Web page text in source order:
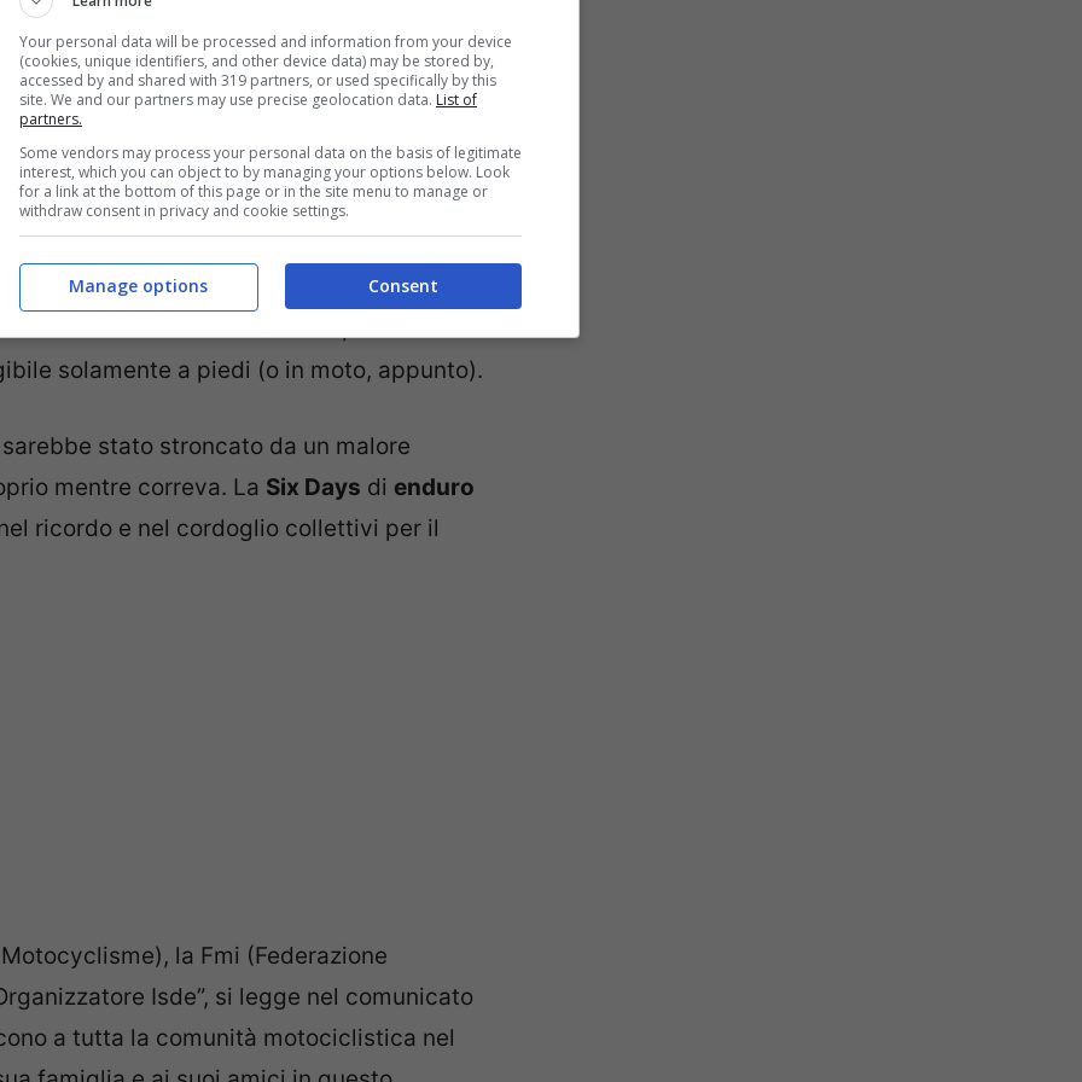
olandese Knmv ha dato il centauro
dell’evento. Immediate sono partite le
per situazioni di questo genere.
dell’accaduto, sarebbe stato ritrovato
accanto alla sua moto, in una
solamente a piedi (o in moto, appunto).
stato stroncato da un malore
mentre correva. La Six Days di enduro
ricordo e nel cordoglio collettivi per il
la Fmi (Federazione
Isde”, si legge nel comunicato
a tutta la comunità motociclistica nel
Your personal data will be processed and information from your device
(cookies, unique identifiers, and other device data) may be stored by,
accessed by and shared with 319 partners, or used specifically by this
site. We and our partners may use precise geolocation data. List of
partners.
Some vendors may process your personal data on the basis of legitimate
interest, which you can object to by managing your options below. Look
for a link at the bottom of this page or in the site menu to manage or
withdraw consent in privacy and cookie settings.
Consent
Manage options